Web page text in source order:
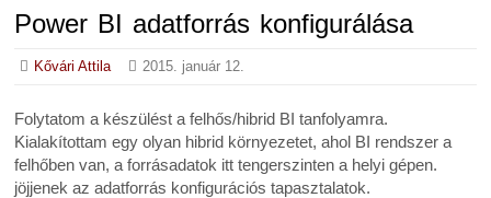
Power BI adatforrás konfigurálása
Kővári Attila 2015. január 12.
Folytatom a készülést a felhős/hibrid BI tanfolyamra.
Kialakítottam egy olyan hibrid környezetet, ahol BI rendszer a
felhőben van, a forrásadatok itt tengerszinten a helyi gépen.
jöjjenek az adatforrás konfigurációs tapasztalatok.